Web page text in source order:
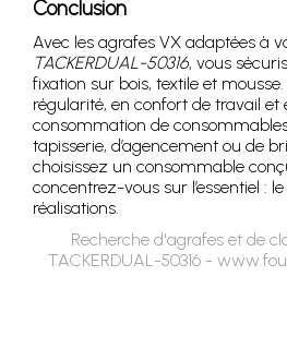
Conclusion
Avec les agrafes VX adaptées à
TACKERDUAL-50316, vous
fixation sur bois, textile et
régularité, en confort de travail et
consommation de
tapisserie, d’agencement ou de
choisissez un consommable
concentrez-vous sur l’essentiel :
réalisations.
Recherche d'agrafes et de
TACKERDUAL-50316 -